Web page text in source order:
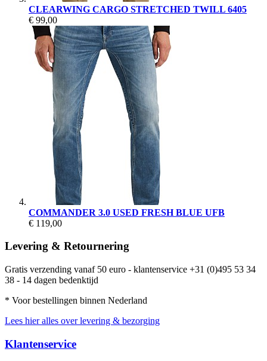
CLEARWING CARGO STRETCHED TWILL 6405
€ 99,00
COMMANDER 3.0 USED FRESH BLUE UFB
€ 119,00
Levering & Retournering
Gratis verzending vanaf 50 euro - klantenservice +31 (0)495 53 34
38 - 14 dagen bedenktijd
* Voor bestellingen binnen Nederland
Lees hier alles over levering & bezorging
Klantenservice